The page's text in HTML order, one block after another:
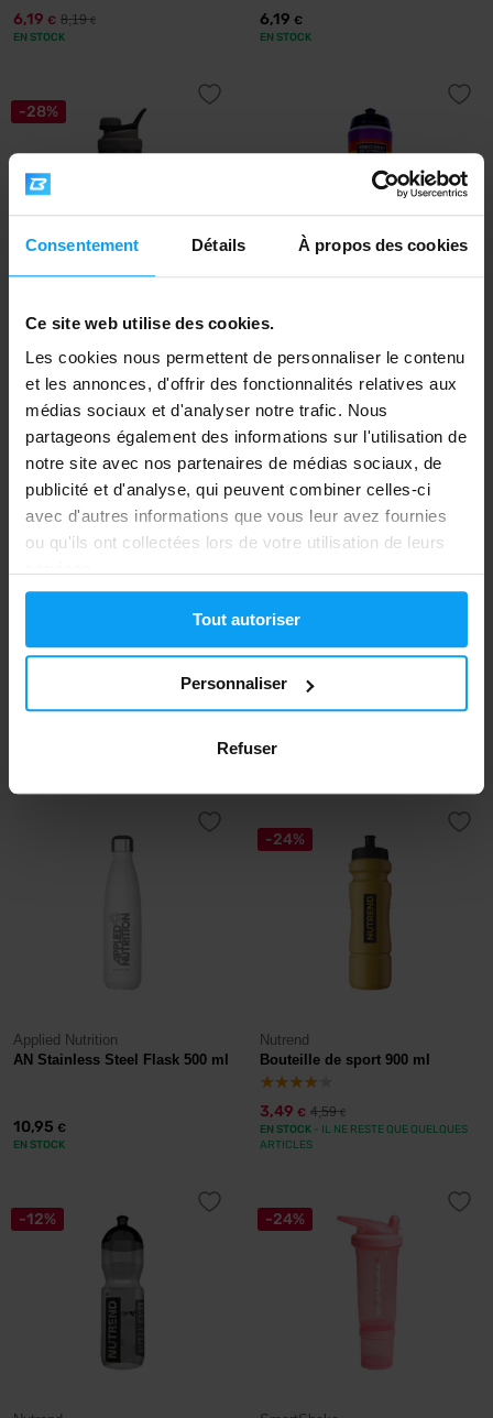
Consentement Détails À propos des cookies
Ce site web utilise des cookies.
Les cookies nous permettent de personnaliser le contenu
et les annonces, d'offrir des fonctionnalités relatives aux
médias sociaux et d'analyser notre trafic. Nous
partageons également des informations sur l'utilisation de
notre site avec nos partenaires de médias sociaux, de
publicité et d'analyse, qui peuvent combiner celles-ci
avec d'autres informations que vous leur avez fournies
ou qu'ils ont collectées lors de votre utilisation de leurs
Tout autoriser
Personnaliser
Refuser
6,19 € 8,19€
EN STOCK
6,19 €
EN STOCK
-28%
Aero Bottle Primus Steel 800
ml
7,19€ 9,99 €
PF&H Bottle 1 000 ml
7,99 €
Flow Flask 120 200 ml
-10%
Nduranz
Large Sports Bottle 1000 ml
8,99
Applied Nutrition
AN Stainless Steel Flask 500 ml
10,95 €
EN STOCK
-24%
Nutrend
Bouteille de sport 900 ml
3,49 € 4,59€
EN STOCK - IL NE RESTE QUE QUELQUES
ARTICLES
-12% -24%